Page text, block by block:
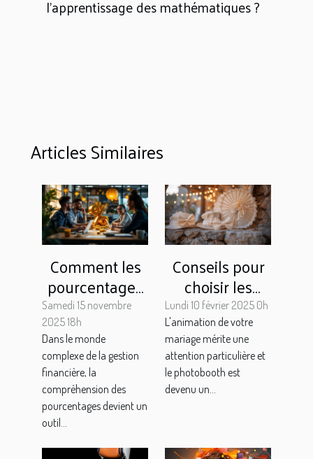
l'apprentissage des mathématiques ?
Articles Similaires
Comment les
pourcentages
simplifient-ils
les décisions
financières ?
Samedi 15 novembre
2025 18h
Dans le monde
complexe de la gestion
financière, la
compréhension des
pourcentages devient un
outil...
Conseils pour
choisir les
accessoires
parfaits pour
votre
photobooth de
mariage
Lundi 10 février 2025 0h
L'animation de votre
mariage mérite une
attention particulière et
le photobooth est
devenu un...